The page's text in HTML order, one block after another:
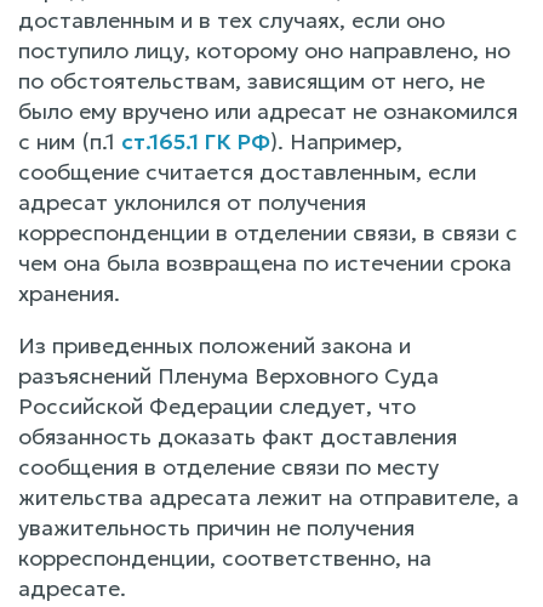
доставленным и в тех случаях, если оно
поступило лицу, которому оно направлено, но
по обстоятельствам, зависящим от него, не
было ему вручено или адресат не ознакомился
с ним (п.1 ст.165.1 ГК РФ). Например,
сообщение считается доставленным, если
адресат уклонился от получения
корреспонденции в отделении связи, в связи с
чем она была возвращена по истечении срока
хранения.
Из приведенных положений закона и
разъяснений Пленума Верховного Суда
Российской Федерации следует, что
обязанность доказать факт доставления
сообщения в отделение связи по месту
жительства адресата лежит на отправителе, а
уважительность причин не получения
корреспонденции, соответственно, на
адресате.